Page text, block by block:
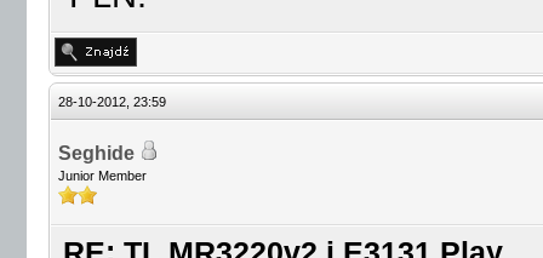
28-10-2012, 23:59
Seghide
Junior Member